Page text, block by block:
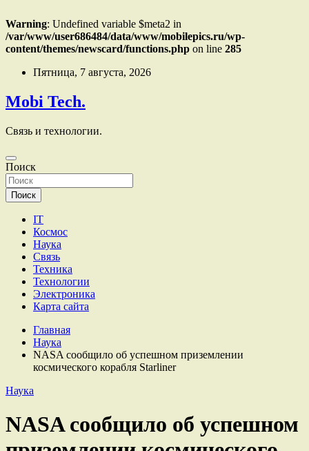
Warning: Undefined variable $meta2 in
/var/www/user686484/data/www/mobilepics.ru/wp-
content/themes/newscard/functions.php on line 285
Перейти
содержимому
Пятница, 7 августа, 2026
Mobi Tech.
Связь и технологии.
Поиск
Поиск
IT
Космос
Наука
Связь
Техника
Технологии
Электроника
Карта сайта
Главная
Наука
NASA сообщило об успешном приземлении
космического корабля Starliner
Наука
NASA сообщило об успешном